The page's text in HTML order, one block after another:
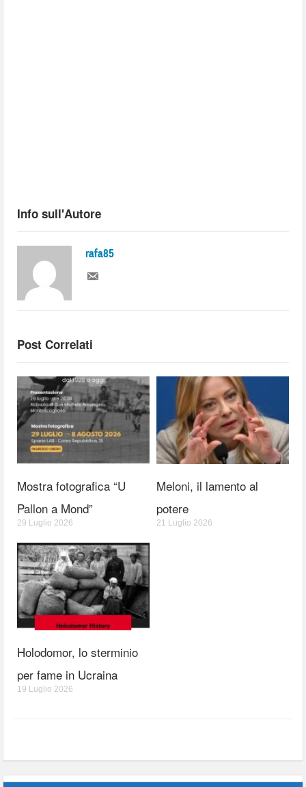
Info sull'Autore
rafa85
Post Correlati
Mostra fotografica “U
Pallon a Mond”
29 Luglio 2026
Meloni, il lamento al
potere
21 Luglio 2026
Holodomor, lo sterminio
per fame in Ucraina
19 Luglio 2026